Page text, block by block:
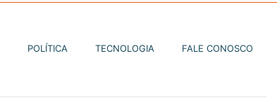
POLÍTICA TECNOLOGIA FALE CONOSCO